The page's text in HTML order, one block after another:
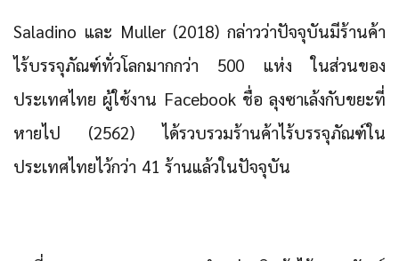
Saladino และ Muller (2018) กล่าวว่าปัจจุบันมีร้านค้า
ไร้บรรจุภัณฑ์ทั่วโลกมากกว่า 500 แห่ง ในส่วนของ
ประเทศไทย ผู้ใช้งาน Facebook ชื่อ ลุงซาเล้งกับขยะที่
หายไป (2562) ได้รวบรวมร้านค้าไร้บรรจุภัณฑ์ใน
ประเทศไทยไว้กว่า 41 ร้านแล้วในปัจจุบัน